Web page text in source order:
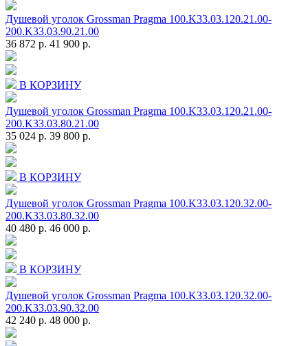
Душевой уголок Grossman Pragma 100.K33.03.120.21.00-
200.K33.03.90.21.00
36 872 р. 41 900 р.
В КОРЗИНУ
Душевой уголок Grossman Pragma 100.K33.03.120.21.00-
200.K33.03.80.21.00
35 024 р. 39 800 р.
В КОРЗИНУ
Душевой уголок Grossman Pragma 100.K33.03.120.32.00-
200.K33.03.80.32.00
40 480 р. 46 000 р.
В КОРЗИНУ
Душевой уголок Grossman Pragma 100.K33.03.120.32.00-
200.K33.03.90.32.00
42 240 р. 48 000 р.